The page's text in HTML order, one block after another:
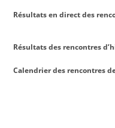
Résultats en direct des
Résultats des rencontres
Calendrier des rencontres